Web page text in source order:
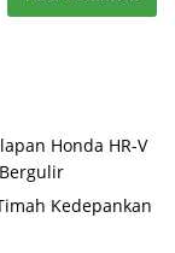
Honda HR-V
Kedepankan